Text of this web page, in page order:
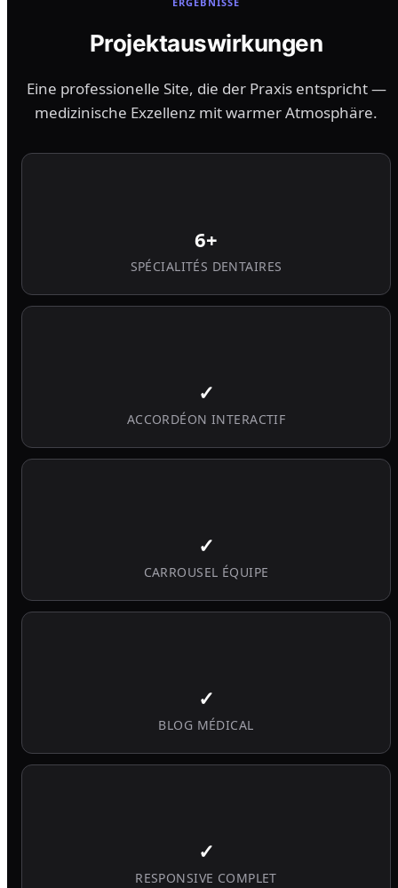
Projektauswirkungen
Eine professionelle Site, die der Praxis entspricht —
medizinische Exzellenz mit warmer Atmosphäre.
6+
SPÉCIALITÉS DENTAIRES
✓
ACCORDÉON INTERACTIF
✓
CARROUSEL ÉQUIPE
✓
BLOG MÉDICAL
✓
RESPONSIVE COMPLET